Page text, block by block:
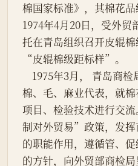
棉国家标准》，其棉花品
1974年4月20日，受外贸
托在青岛组织召开皮辊
“皮辊棉级距标样”。
棉、毛、麻业代表，就
项目、检验技术进行交
制对外贸易”政策，发挥
的职能作用，遵循管、
的方针，向外贸部商检